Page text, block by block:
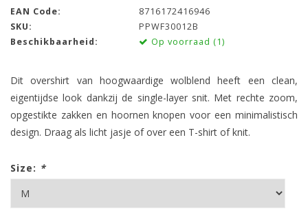
EAN Code:
8716172416946
SKU:
PPWF30012B
Beschikbaarheid:
Op voorraad (1)
Dit overshirt van hoogwaardige wolblend heeft een clean,
eigentijdse look dankzij de single-layer snit. Met rechte zoom,
opgestikte zakken en hoornen knopen voor een minimalistisch
design. Draag als licht jasje of over een T-shirt of knit.
Size: *